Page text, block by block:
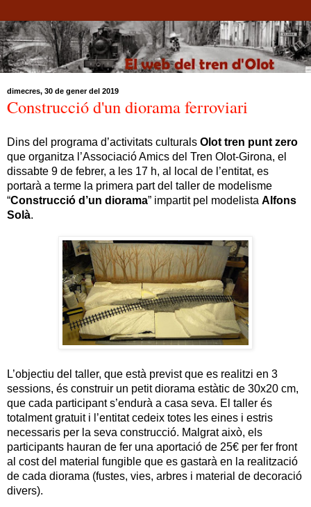
dimecres, 30 de gener del 2019
Construcció d'un diorama ferroviari
Dins del programa d’activitats culturals Olot tren punt zero
que organitza l’Associació Amics del Tren Olot-Girona, el
dissabte 9 de febrer, a les 17 h, al local de l’entitat, es
portarà a terme la primera part del taller de modelisme
“Construcció d’un diorama” impartit pel modelista Alfons
Solà.
L’objectiu del taller, que està previst que es realitzi en 3
sessions, és construir un petit diorama estàtic de 30x20 cm,
que cada participant s’endurà a casa seva. El taller és
totalment gratuit i l’entitat cedeix totes les eines i estris
necessaris per la seva construcció. Malgrat això, els
participants hauran de fer una aportació de 25€ per fer front
al cost del material fungible que es gastarà en la realització
de cada diorama (fustes, vies, arbres i material de decoració
divers).